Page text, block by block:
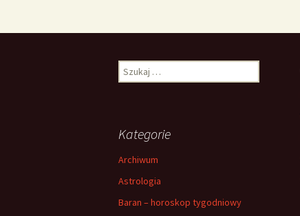
Szukaj:
Kategorie
Archiwum
Astrologia
Baran – horoskop tygodniowy